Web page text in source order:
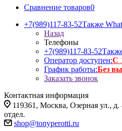
Сравнение товаров0
+7(989)117-83-52Также
Назад
Телефоны
+7(989)117-83-52
Оператор доступен:С
График работы:Без
Заказать звонок
Контактная информация
119361, Москва, Озерная ул.,
отдел.
shop@tonyperotti.ru